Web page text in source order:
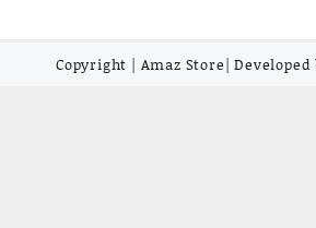
Copyright | Amaz Store|